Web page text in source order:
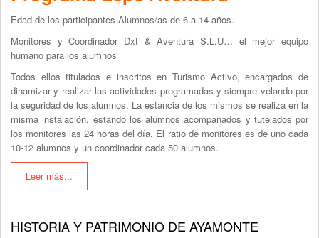
Edad de los participantes Alumnos/as de 6 a 14 años.
Monitores y Coordinador Dxt & Aventura S.L.U… el mejor equipo
humano para los alumnos
Todos ellos titulados e inscritos en Turismo Activo, encargados de
dinamizar y realizar las actividades programadas y siempre velando por
la seguridad de los alumnos. La estancia de los mismos se realiza en la
misma instalación, estando los alumnos acompañados y tutelados por
los monitores las 24 horas del día. El ratio de monitores es de uno cada
10-12 alumnos y un coordinador cada 50 alumnos.
Leer más...
HISTORIA Y PATRIMONIO DE AYAMONTE